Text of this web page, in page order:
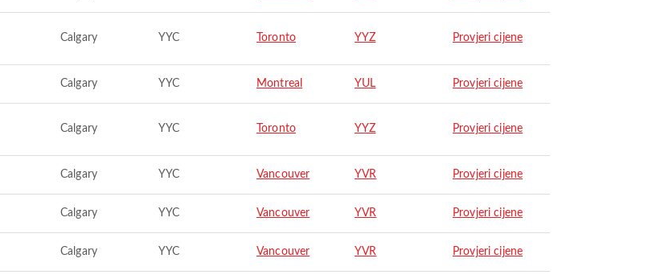
Calgary YYC Toronto YYZ Provjeri cijene
Calgary YYC Montreal YUL Provjeri cijene
Calgary YYC Toronto YYZ Provjeri cijene
Calgary YYC Vancouver YVR Provjeri cijene
Calgary YYC Vancouver YVR Provjeri cijene
Calgary YYC Vancouver YVR Provjeri cijene